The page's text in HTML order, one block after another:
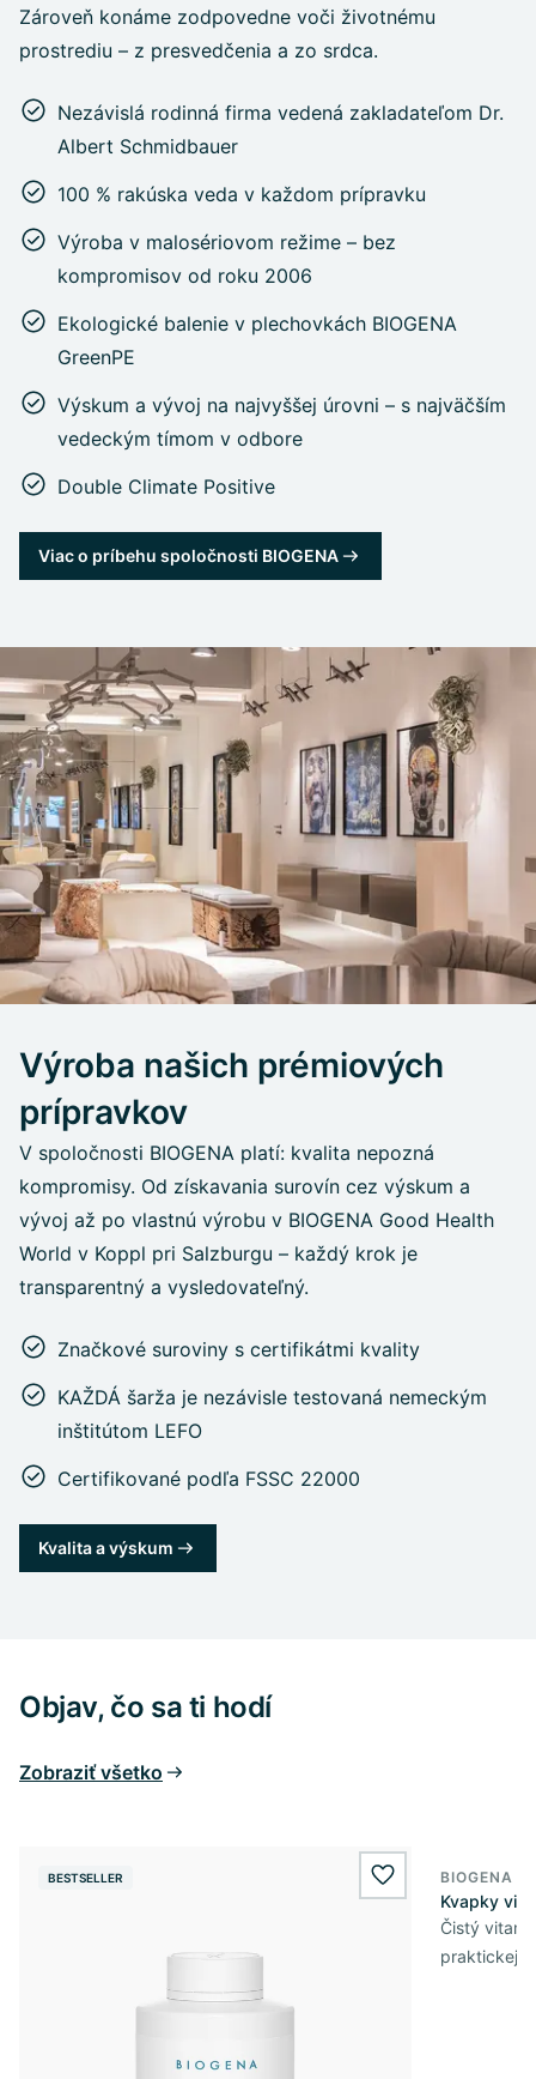
Zároveň konáme zodpovedne voči životnému
prostrediu – z presvedčenia a zo srdca.
Nezávislá rodinná firma vedená zakladateľom Dr.
Albert Schmidbauer
100 % rakúska veda v každom prípravku
Výroba v malosériovom režime – bez
kompromisov od roku 2006
Ekologické balenie v plechovkách BIOGENA
GreenPE
Výskum a vývoj na najvyššej úrovni – s najväčším
vedeckým tímom v odbore
Double Climate Positive
Viac o príbehu spoločnosti BIOGENA
Výroba našich prémiových
prípravkov
V spoločnosti BIOGENA platí: kvalita nepozná
kompromisy. Od získavania surovín cez výskum a
vývoj až po vlastnú výrobu v BIOGENA Good Health
World v Koppl pri Salzburgu – každý krok je
transparentný a vysledovateľný.
Značkové suroviny s certifikátmi kvality
KAŽDÁ šarža je nezávisle testovaná nemeckým
inštitútom LEFO
Certifikované podľa FSSC 22000
Kvalita a výskum
Objav, čo sa ti hodí
Zobraziť všetko
BESTSELLER wishlist.add
BIOGENA
Kvapky
Čistý
praktickej